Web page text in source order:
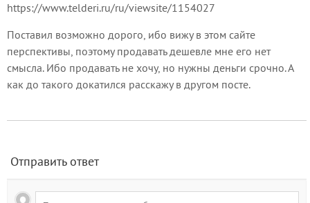
https://www.telderi.ru/ru/viewsite/1154027
Поставил возможно дорого, ибо вижу в этом сайте
перспективы, поэтому продавать дешевле мне его нет
смысла. Ибо продавать не хочу, но нужны деньги срочно. А
как до такого докатился расскажу в другом посте.
Отправить ответ